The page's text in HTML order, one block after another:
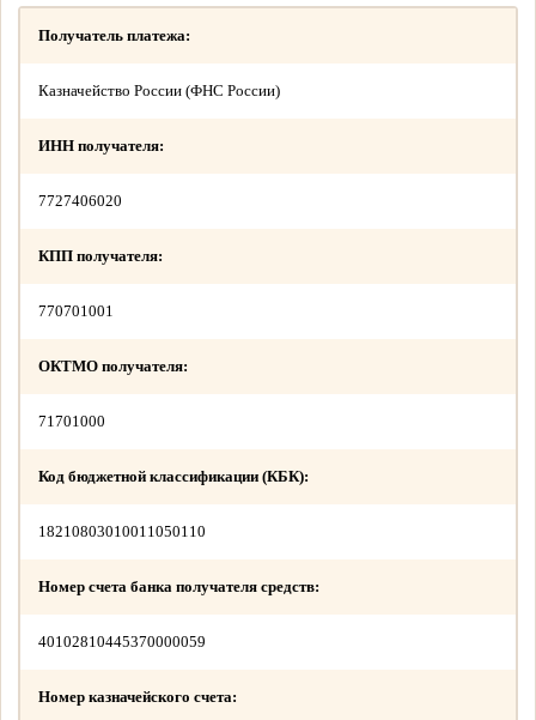
Получатель платежа:
Казначейство России (ФНС России)
ИНН получателя:
7727406020
КПП получателя:
770701001
ОКТМО получателя:
71701000
Код бюджетной классификации (КБК):
18210803010011050110
Номер счета банка получателя средств:
40102810445370000059
Номер казначейского счета: